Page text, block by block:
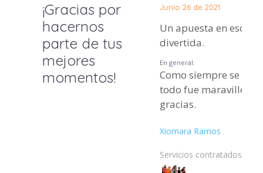
¡Gracias por
hacernos
parte de tus
mejores
momentos!
Junio 26 de 2021
Un apuesta en
divertida.
En general:
Como siempre se
todo fue maravilloso.
gracias.
Xiomara Ramos
Servicios contratados: